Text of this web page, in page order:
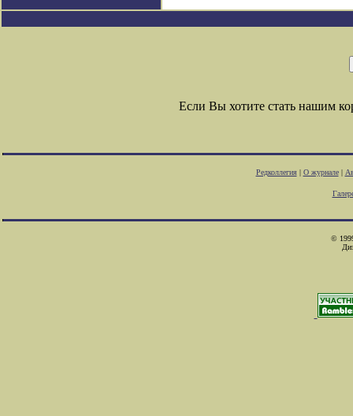
Если Вы хотите стать нашим
Редколлегия| О журнале|
©